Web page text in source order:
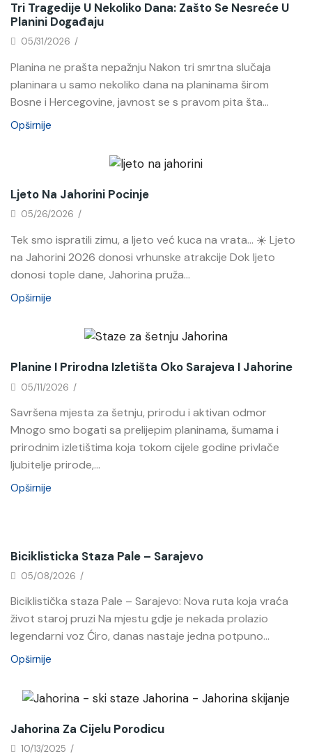
Tri Tragedije U Nekoliko Dana: Zašto Se Nesreće U
Planini Događaju
05/31/2026 /
Planina ne prašta nepažnju Nakon tri smrtna slučaja
planinara u samo nekoliko dana na planinama širom
Bosne i Hercegovine, javnost se s pravom pita šta...
Opširnije
Ljeto Na Jahorini Pocinje
05/26/2026 /
Tek smo ispratili zimu, a ljeto već kuca na vrata… ☀️ Ljeto
na Jahorini 2026 donosi vrhunske atrakcije Dok ljeto
donosi tople dane, Jahorina pruža...
Opširnije
Planine I Prirodna Izletišta Oko Sarajeva I Jahorine
05/11/2026 /
Savršena mjesta za šetnju, prirodu i aktivan odmor
Mnogo smo bogati sa prelijepim planinama, šumama i
prirodnim izletištima koja tokom cijele godine privlače
ljubitelje prirode,...
Opširnije
Biciklisticka Staza Pale – Sarajevo
05/08/2026 /
Biciklistička staza Pale – Sarajevo: Nova ruta koja vraća
život staroj pruzi Na mjestu gdje je nekada prolazio
legendarni voz Ćiro, danas nastaje jedna potpuno...
Opširnije
Jahorina Za Cijelu Porodicu
10/13/2025 /